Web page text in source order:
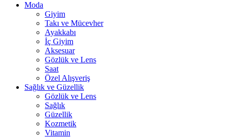
Moda
Giyim
Takı ve Mücevher
Ayakkabı
İç Giyim
Aksesuar
Gözlük ve Lens
Saat
Özel Alışveriş
Sağlık ve Güzellik
Gözlük ve Lens
Sağlık
Güzellik
Kozmetik
Vitamin